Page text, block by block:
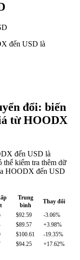
đến USD là
đổi: biến
từ HOODX
đến USD là
thể kiểm tra thêm dữ
HOODX đến USD
Trung
bình
Thay đổi
$92.59
-3.06%
$89.57
+3.98%
$100.61
-19.35%
$94.25 +17.62%